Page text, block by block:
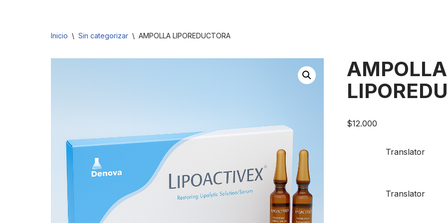
Inicio \ Sin categorizar \ AMPOLLA LIPOREDUCTORA
AMPOLLA
$12.000
Translator
Translator